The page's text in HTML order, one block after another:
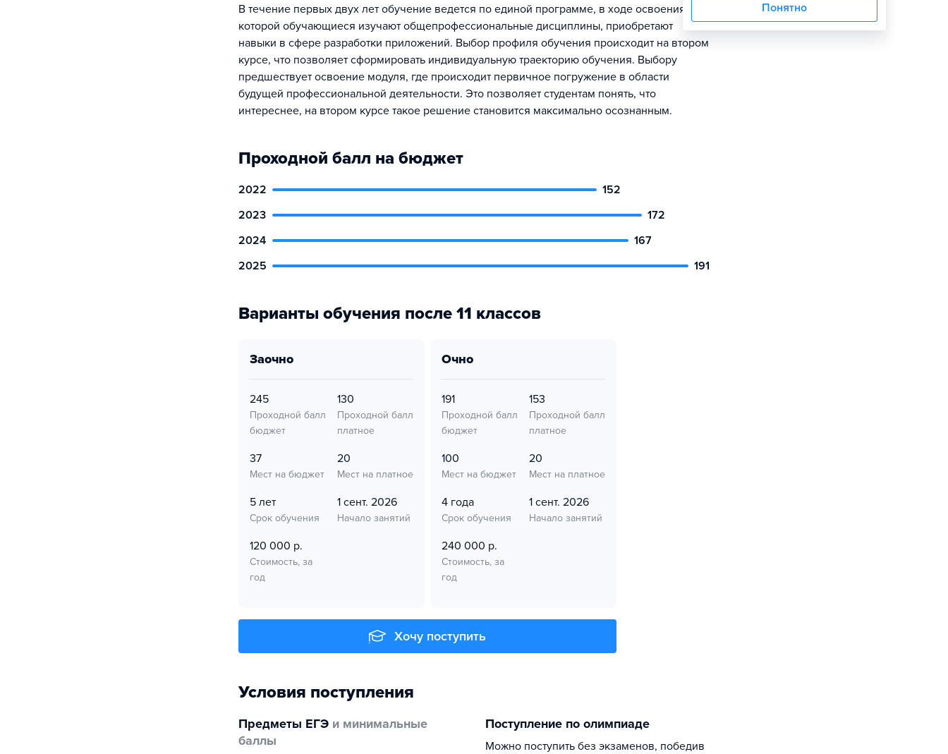
В течение первых двух лет обучение ведется по единой программе, в ходе освоения
которой обучающиеся изучают общепрофессиональные дисциплины, приобретают
навыки в сфере разработки приложений. Выбор профиля обучения происходит на втором
курсе, что позволяет сформировать индивидуальную траекторию обучения. Выбору
предшествует освоение модуля, где происходит первичное погружение в области
будущей профессиональной деятельности. Это позволяет студентам понять, что
интереснее, на втором курсе такое решение становится максимально осознанным.
Проходной балл на бюджет
2022
152
2023
172
2024
167
2025
191
Варианты обучения после 11 классов
заочно
245
Проходной балл
бюджет
130
Проходной балл
платное
37
Мест на бюджет
20
Мест на платное
5 лет
Срок обучения
1 сент. 2026
Начало занятий
120 000 р.
Стоимость, за
год
очно
191
Проходной балл
бюджет
153
Проходной балл
платное
100
Мест на бюджет
20
Мест на платное
4 года
Срок обучения
1 сент. 2026
Начало занятий
240 000 р.
Стоимость, за
год
Хочу поступить
Условия поступления
Предметы ЕГЭ и минимальные
баллы
Поступление по олимпиаде
Можно поступить без экзаменов, победив
Понятно